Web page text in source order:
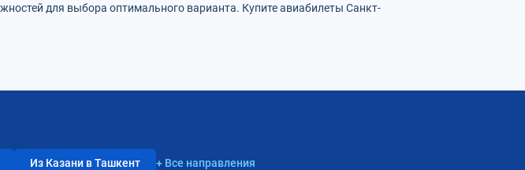
для выбора оптимального варианта. Купите авиабилеты Санкт-
Из Казани в Ташкент + Все направления